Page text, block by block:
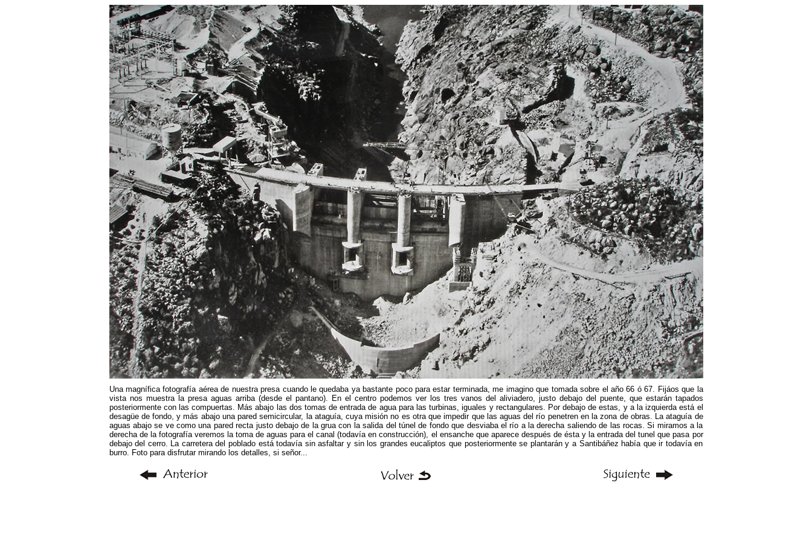
Una magnífica fotografía aérea de nuestra presa cuando le quedaba ya bastante poco para estar terminada, me imagino que tomada sobre el año 66 ó 67. Fijáos que la
vista nos muestra la presa aguas arriba (desde el pantano). En el centro podemos ver los tres vanos del aliviadero, justo debajo del puente, que estarán tapados
posteriormente con las compuertas. Más abajo las dos tomas de entrada de agua para las turbinas, iguales y rectangulares. Por debajo de estas, y a la izquierda está el
desagüe de fondo, y más abajo una pared semicircular, la ataguía, cuya misión no es otra que impedir que las aguas del río penetren en la zona de obras. La ataguía de
aguas abajo se ve como una pared recta justo debajo de la grua con la salida del túnel de fondo que desviaba el río a la derecha saliendo de las rocas. Si miramos a la
derecha de la fotografía veremos la toma de aguas para el canal (todavía en construcción), el ensanche que aparece después de ésta y la entrada del tunel que pasa por
debajo del cerro. La carretera del poblado está todavía sin asfaltar y sin los grandes eucaliptos que posteriormente se plantarán y a Santibáñez había que ir todavía en
burro. Foto para disfrutar mirando los detalles, si señor...